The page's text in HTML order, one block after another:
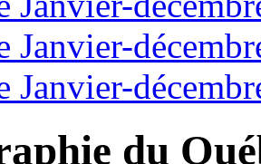
Janvier-
Janvier-
du